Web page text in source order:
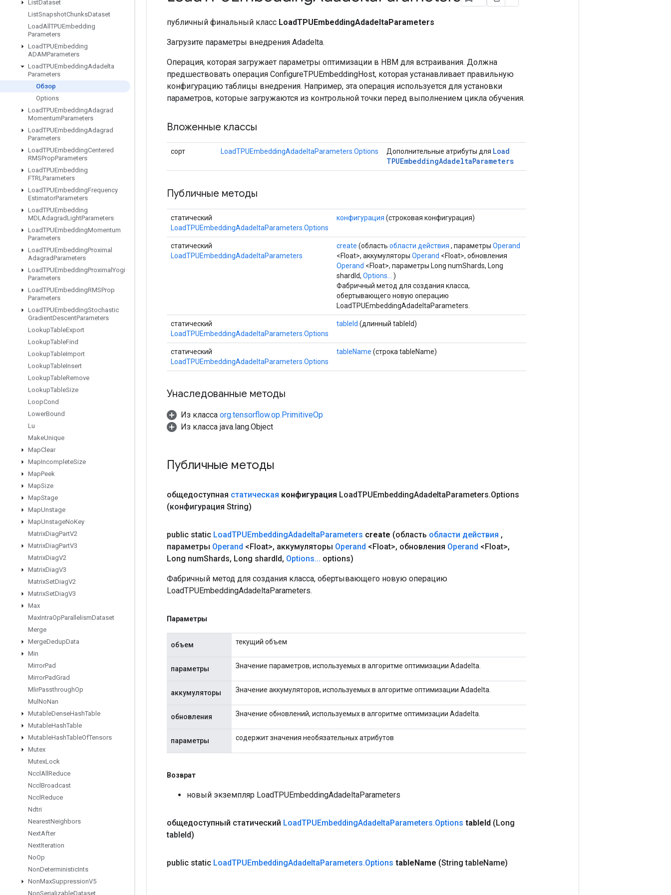
ListDataset
ListSnapshotChunksDataset
LoadAll TPUEmbedding
Parameters
LoadTPUEmbedding
ADAMParameters
LoadTPUEmbeddingAdadelta
Parameters
Обзор
Options
LoadTPUEmbeddingAdagrad
MomentumParameters
LoadTPUEmbeddingAdagrad
Parameters
LoadTPUEmbeddingCentered
RMSPropParameters
LoadTPUEmbedding
FTRLParameters
LoadTPUEmbeddingFrequency
EstimatorParameters
LoadTPUEmbedding
MDLAdagradLightParameters
LoadTPUEmbeddingMomentum
Parameters
LoadTPUEmbeddingProximal
AdagradParameters
LoadTPUEmbeddingProximal Yogi
Parameters
LoadTPUEmbeddingRMSProp
Parameters
LoadTPUEmbeddingStochastic
GradientDescentParameters
LookupTableExport
LookupTableFind
LookupTableImport
LookupTableInsert
LookupTableRemove
LookupTableSize
LoopCond
LowerBound
Lu
MakeUnique
MapClear
MapIncompleteSize
MapPeek
MapSize
MapStage
MapUnstage
MapUnstageNoKey
MatrixDiagPartV2
MatrixDiagPartV3
MatrixDiagV2
MatrixDiagV3
MatrixSetDiagV2
MatrixSetDiagV3
Max
MaxIntraOpParallelismDataset
Merge
MergeDedupData
Min
MirrorPad
MirrorPadGrad
MlirPassthroughOp
Mul NoNan
MutableDenseHashTable
MutableHashTable
MutableHashTableOfTensors
Mutex
MutexLock
Nccl All Reduce
Nccl Broadcast
Nccl Reduce
Ndtri
NearestNeighbors
NextAfter
NextIteration
NoOp
NonDeterministicInts
NonMaxSuppressionV5
NonSerializableDataset
публичный финальный класс LoadTPUEmbeddingAdadeltaParameters
Загрузите параметры внедрения Adadelta.
Операция, которая загружает параметры оптимизации в HBM для встраивания. Должна
предшествовать операция ConfigureTPUEmbeddingHost, которая устанавливает правильную
конфигурацию таблицы внедрения. Например, эта операция используется для установки
параметров, которые загружаются из контрольной точки перед выполнением цикла обучения.
Вложенные классы
сорт LoadTPUEmbeddingAdadeltaParameters.Options Дополнительные атрибуты для Load
TPUEmbeddingAdadeltaParameters
Публичные методы
статический
LoadTPUEmbeddingAdadeltaParameters.Options
конфигурация (строковая конфигурация)
статический
LoadTPUEmbeddingAdadeltaParameters
create (область области действия , параметры Operand
<Float>, аккумуляторы Operand <Float>, обновления
Operand <Float>, параметры Long numShards, Long
shardId, Options...
)
Фабричный метод для создания класса,
обертывающего новую операцию
LoadTPUEmbeddingAdadeltaParameters.
статический
LoadTPUEmbeddingAdadeltaParameters.Options
tableId (длинный tableId)
статический
LoadTPUEmbeddingAdadeltaParameters.Options
tableName (строка tableName)
Унаследованные методы
Из класса org.tensorflow.op.PrimitiveOp
Из класса java.lang.Object
Публичные методы
общедоступная статическая конфигурация LoadTPUEmbeddingAdadeltaParameters.Options
(конфигурация String)
public static LoadTPUEmbeddingAdadeltaParameters create (область области действия ,
параметры Operand <Float>, аккумуляторы Operand <Float>, обновления Operand <Float>,
Long numShards, Long shardId, Options... options)
Фабричный метод для создания класса, обертывающего новую операцию
LoadTPUEmbeddingAdadeltaParameters.
Параметры
объем текущий объем
параметры Значение параметров, используемых в алгоритме оптимизации Adadelta.
аккумуляторы Значение аккумуляторов, используемых в алгоритме оптимизации Adadelta.
обновления Значение обновлений, используемых в алгоритме оптимизации Adadelta.
параметры содержит значения необязательных атрибутов
Возврат
новый экземпляр LoadTPUEmbeddingAdadeltaParameters
общедоступный статический LoadTPUEmbeddingAdadeltaParameters.Options tableId (Long
tableId)
public static LoadTPUEmbeddingAdadeltaParameters.Options tableName (String tableName)